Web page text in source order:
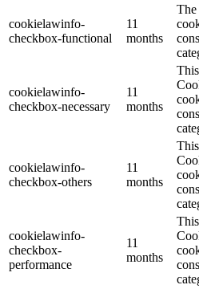
cookielawinfo-
checkbox-functional
11
months
The
cookielawinfo-
checkbox-necessary
11
months
cookielawinfo-
checkbox-others
11
months
cookielawinfo-
checkbox-
performance
11
months